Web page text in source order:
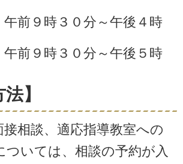
前９時３０分～午後４時
前９時３０分～午後５時
】
接相談、適応指導教室への
ついては、相談の予約が入